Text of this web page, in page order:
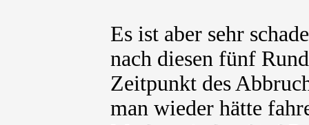
Es ist aber sehr
nach diesen fünf
Zeitpunkt des
man wieder hätte